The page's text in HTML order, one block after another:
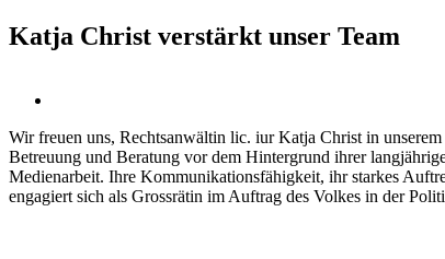
Katja Christ verstärkt unser Team
Wir freuen uns, Rechtsanwältin lic. iur Katja Christ in
Betreuung und Beratung vor dem Hintergrund ihrer
Medienarbeit. Ihre Kommunikationsfähigkeit, ihr starkes
engagiert sich als Grossrätin im Auftrag des Volkes in der